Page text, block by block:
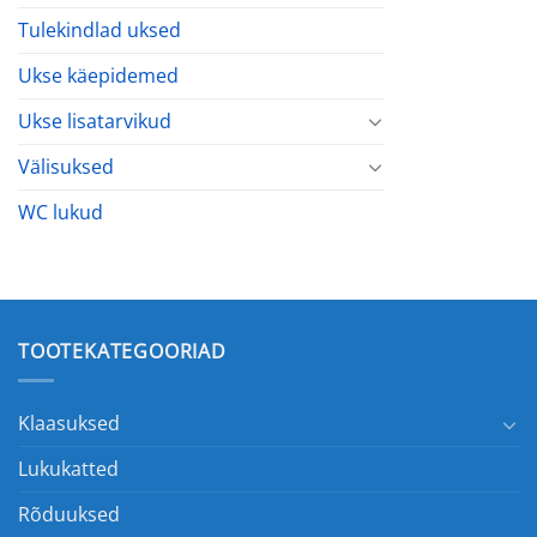
Tulekindlad uksed
Ukse käepidemed
Ukse lisatarvikud
Välisuksed
WC lukud
TOOTEKATEGOORIAD
Klaasuksed
Lukukatted
Rõduuksed